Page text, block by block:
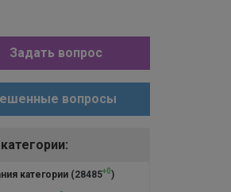
Задать вопрос
вопросы
категории(28485+0)